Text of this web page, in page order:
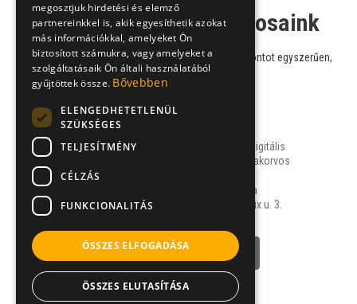
Fogszakorvos szakorvosaink
Válasszon szakorvosaink közül, és foglaljon időpontot egyszerűen,
online!
általános fogászat, digitális
implantológia, fogszakorvos
Gyarmathy Andrea
1121 Budapest, Beatrix u. 3.
NÉVJEGY
megosztjuk hirdetési és elemző
partnereinkkel is, akik egyesíthetik azokat
más információkkal, amelyeket Ön
biztosított számukra, vagy amelyeket a
szolgáltatásaik Ön általi használatából
gyűjtöttek össze. Bővebben
ELENGEDHETETLENÜL
SZÜKSÉGES
TELJESÍTMÉNY
CÉLZÁS
FUNKCIONALITÁS
ÖSSZES ELFOGADÁSA
ÖSSZES ELUTASÍTÁSA